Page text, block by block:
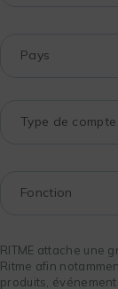
RITME attache une
Ritme afin
produits,